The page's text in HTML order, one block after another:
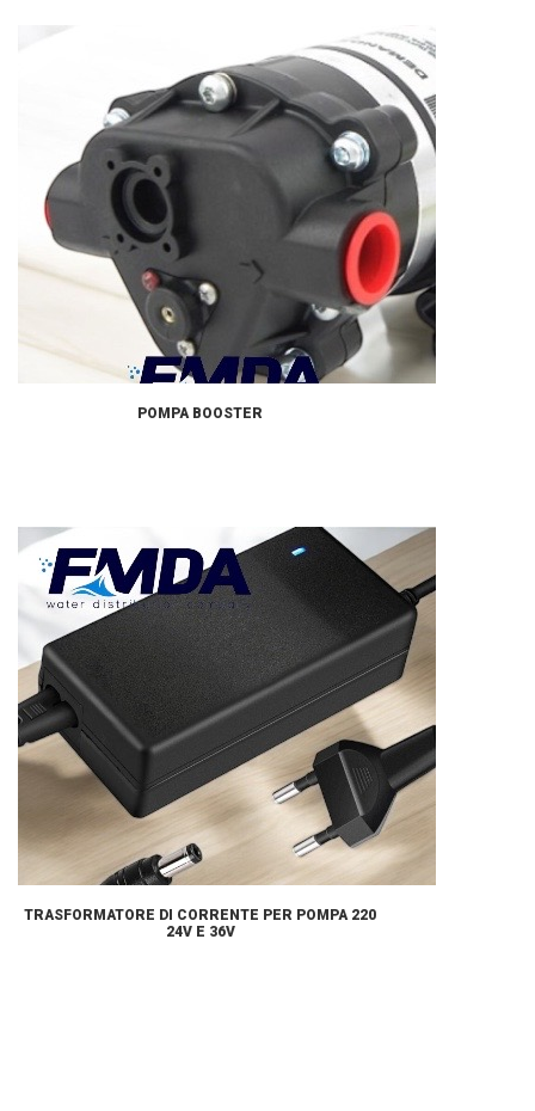
POMPA BOOSTER
TRASFORMATORE DI CORRENTE PER POMPA 220
24V E 36V